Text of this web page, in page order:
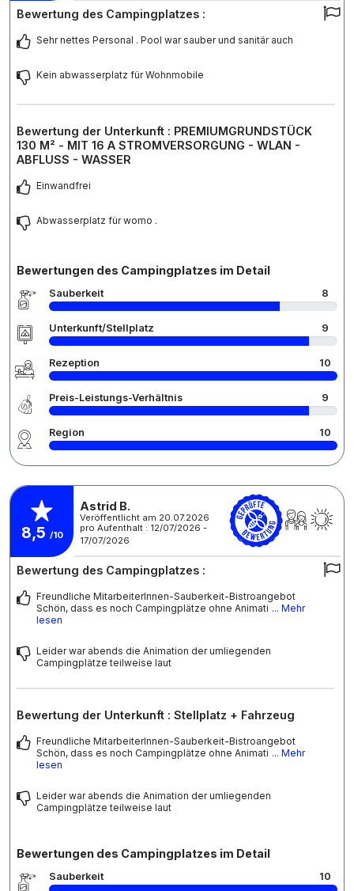
Bewertung des Campingplatzes :
Sehr nettes Personal . Pool war sauber und sanitär auch
Kein abwasserplatz für Wohnmobile
Bewertung der Unterkunft : PREMIUMGRUNDSTÜCK
130 M² - MIT 16 A STROMVERSORGUNG - WLAN -
ABFLUSS - WASSER
Einwandfrei
Abwasserplatz für womo .
Bewertungen des Campingplatzes im Detail
Sauberkeit 8
Unterkunft/Stellplatz 9
Rezeption 10
Preis-Leistungs-Verhältnis 9
Region 10
8,5 /10
Astrid B.
Veröffentlicht am 20.07.2026
pro Aufenthalt : 12/07/2026 -
17/07/2026
Bewertung des Campingplatzes :
Freundliche MitarbeiterInnen-Sauberkeit-Bistroangebot
Schön, dass es noch Campingplätze ohne Animati ... Mehr
lesen
Leider war abends die Animation der umliegenden
Campingplätze teilweise laut
Bewertung der Unterkunft : Stellplatz + Fahrzeug
Freundliche MitarbeiterInnen-Sauberkeit-Bistroangebot
Schön, dass es noch Campingplätze ohne Animati ... Mehr
lesen
Leider war abends die Animation der umliegenden
Campingplätze teilweise laut
Bewertungen des Campingplatzes im Detail
Sauberkeit 10